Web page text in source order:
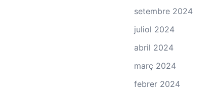
setembre 2024
juliol 2024
abril 2024
març 2024
febrer 2024